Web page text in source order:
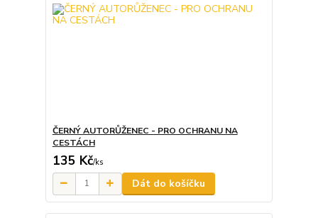
ČERNÝ AUTORŮŽENEC - PRO OCHRANU NA
CESTÁCH
135 Kč/ks
Dát do košíčku